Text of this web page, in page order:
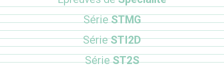
SérieSTMG
SérieSTI2D
SérieST2S